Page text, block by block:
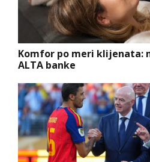
Komfor po meri klijenata:
ALTA banke